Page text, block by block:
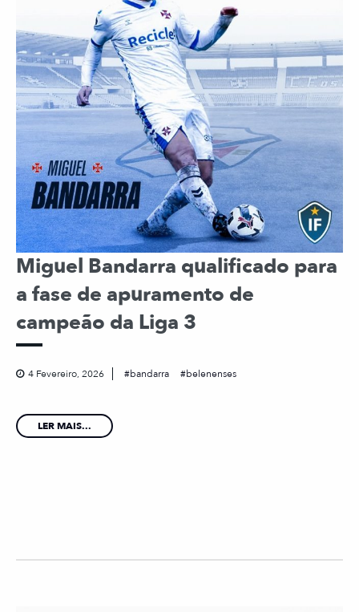
Miguel Bandarra qualificado para
a fase de apuramento de
campeão da Liga 3
4 Fevereiro, 2026 bandarra belenenses
LER MAIS...